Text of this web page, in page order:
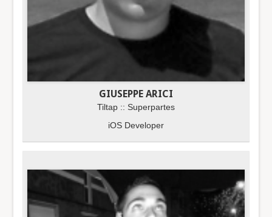
GIUSEPPE ARICI
Tiltap :: Superpartes
iOS Developer